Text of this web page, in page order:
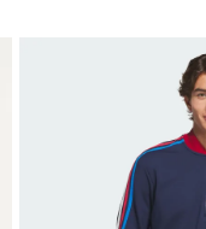
ほしいものリストに追加